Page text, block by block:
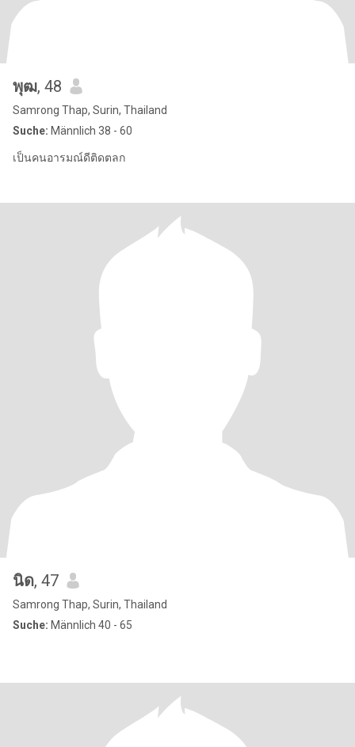
พุฒ, 48
Samrong Thap, Surin, Thailand
Suche: Männlich 38 - 60
เป็นคนอารมณ์ดีติดตลก
นิด, 47
Samrong Thap, Surin, Thailand
Suche: Männlich 40 - 65